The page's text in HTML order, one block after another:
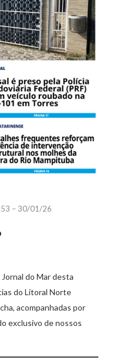
– 30/01/26
do Mar desta
do Litoral Norte
acompanhadas por
exclusivo de nossos